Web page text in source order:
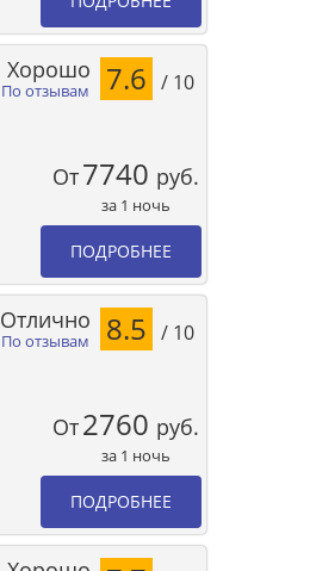
По отзывам
Хорошо 7.6 / 10
От7740 руб.
за 1 ночь
ПОДРОБНЕЕ
По отзывам
Отлично 8.5 / 10
От2760 руб.
за 1 ночь
ПОДРОБНЕЕ